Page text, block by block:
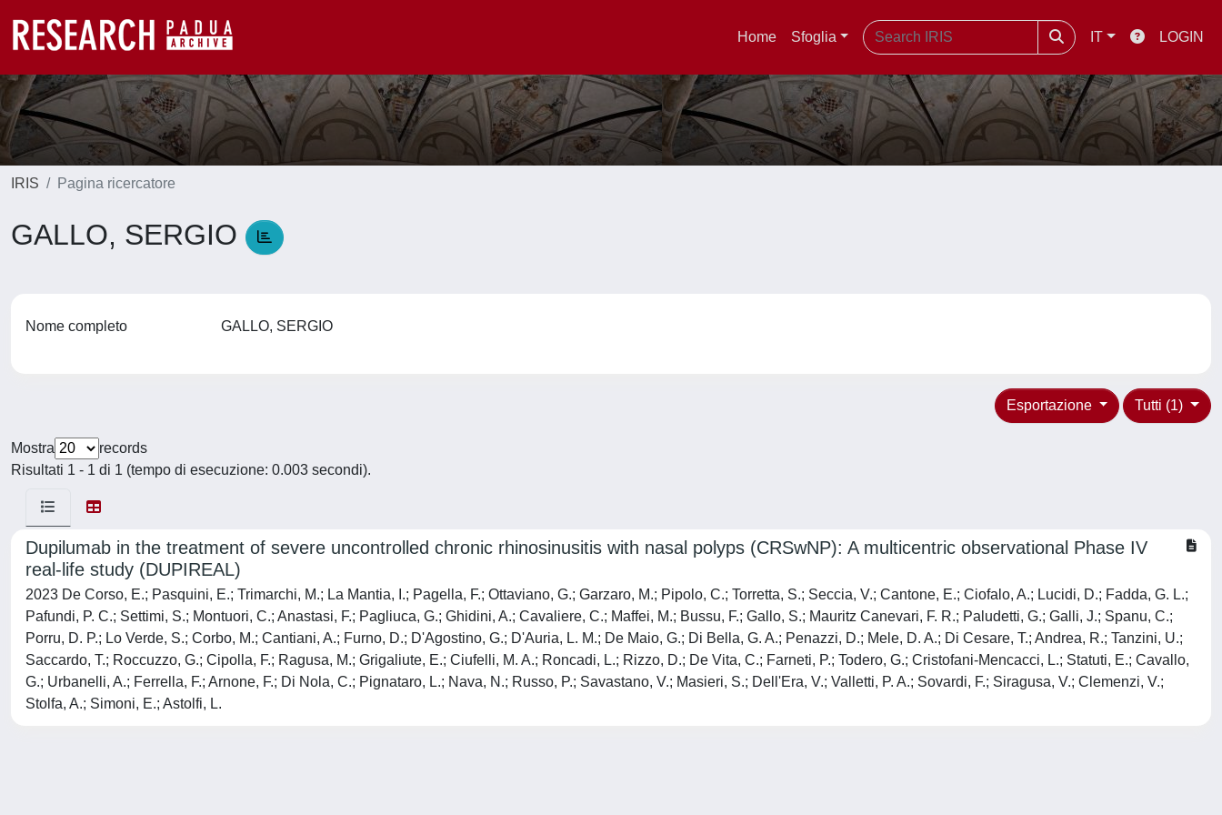
Home Sfoglia IT LOGIN
IRIS Pagina ricercatore
GALLO, SERGIO
Nome completo GALLO, SERGIO
Tutti (1)
Esportazione
Mostra
records
Risultati 1 - 1 di 1 (tempo di esecuzione: 0.003 secondi).
Dupilumab in the treatment of severe uncontrolled chronic rhinosinusitis with nasal polyps (CRSwNP): A multicentric observational Phase IV
real-life study (DUPIREAL)
2023 De Corso, E.; Pasquini, E.; Trimarchi, M.; La Mantia, I.; Pagella, F.; Ottaviano, G.; Garzaro, M.; Pipolo, C.; Torretta, S.; Seccia, V.; Cantone, E.; Ciofalo, A.; Lucidi, D.; Fadda, G. L.;
Pafundi, P. C.; Settimi, S.; Montuori, C.; Anastasi, F.; Pagliuca, G.; Ghidini, A.; Cavaliere, C.; Maffei, M.; Bussu, F.; Gallo, S.; Mauritz Canevari, F. R.; Paludetti, G.; Galli, J.; Spanu, C.;
Porru, D. P.; Lo Verde, S.; Corbo, M.; Cantiani, A.; Furno, D.; D'Agostino, G.; D'Auria, L. M.; De Maio, G.; Di Bella, G. A.; Penazzi, D.; Mele, D. A.; Di Cesare, T.; Andrea, R.; Tanzini, U.;
Saccardo, T.; Roccuzzo, G.; Cipolla, F.; Ragusa, M.; Grigaliute, E.; Ciufelli, M. A.; Roncadi, L.; Rizzo, D.; De Vita, C.; Farneti, P.; Todero, G.; Cristofani-Mencacci, L.; Statuti, E.; Cavallo,
G.; Urbanelli, A.; Ferrella, F.; Arnone, F.; Di Nola, C.; Pignataro, L.; Nava, N.; Russo, P.; Savastano, V.; Masieri, S.; Dell'Era, V.; Valletti, P. A.; Sovardi, F.; Siragusa, V.; Clemenzi, V.;
Stolfa, A.; Simoni, E.; Astolfi, L.